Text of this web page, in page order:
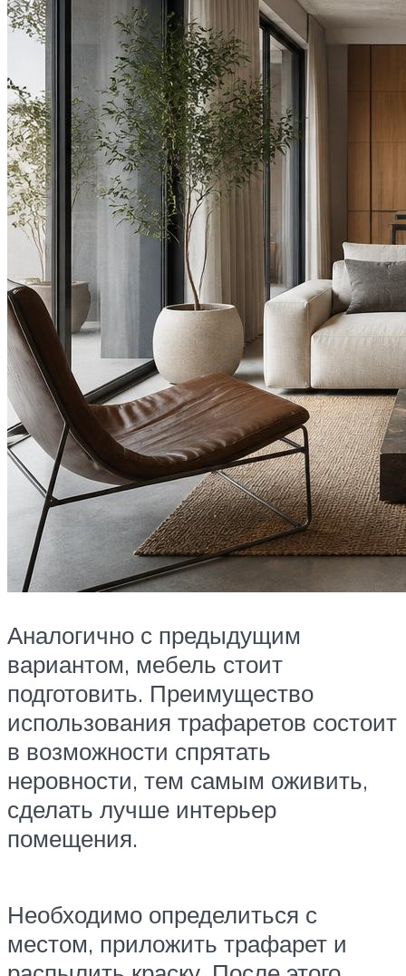
Аналогично с предыдущим
вариантом, мебель стоит
подготовить. Преимущество
использования трафаретов состоит
в возможности спрятать
неровности, тем самым оживить,
сделать лучше интерьер
помещения.
Необходимо определиться с
местом, приложить трафарет и